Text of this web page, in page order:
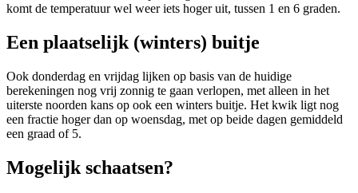
komt de temperatuur wel weer iets hoger uit, tussen 1 en 6 graden.
Een plaatselijk (winters) buitje
Ook donderdag en vrijdag lijken op basis van de huidige
berekeningen nog vrij zonnig te gaan verlopen, met alleen in het
uiterste noorden kans op ook een winters buitje. Het kwik ligt nog
een fractie hoger dan op woensdag, met op beide dagen gemiddeld
een graad of 5.
Mogelijk schaatsen?